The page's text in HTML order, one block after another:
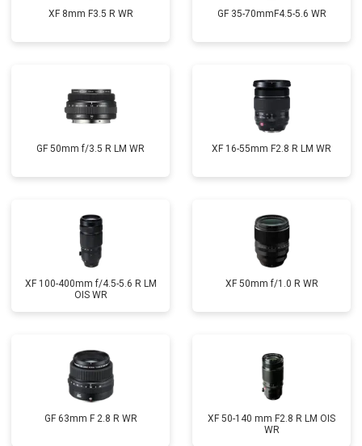
XF 8mm F3.5 R WR GF 35-70mmF4.5-5.6 WR
GF 50mm f/3.5 R LM WR XF 16-55mm F2.8 R LM WR
XF 100-400mm f/4.5-5.6 R LM
OIS WR
XF 50mm f/1.0 R WR
GF 63mm F 2.8 R WR
XF 50-140 mm F2.8 R LM OIS
WR